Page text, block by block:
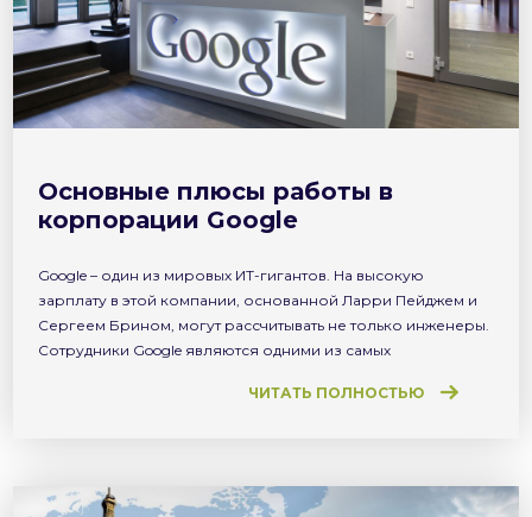
Основные плюсы работы в
корпорации Google
Google – один из мировых ИТ-гигантов. На высокую
зарплату в этой компании, основанной Ларри Пейджем и
Сергеем Брином, могут рассчитывать не только инженеры.
Сотрудники Google являются одними из самых
отметим, что ведущий инженер-программист может
ЧИТАТЬ ПОЛНОСТЬЮ